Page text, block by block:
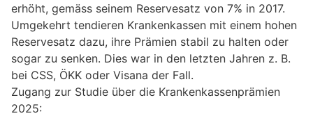
erhöht, gemäss seinem Reservesatz von 7% in 2017.
Umgekehrt tendieren Krankenkassen mit einem hohen
Reservesatz dazu, ihre Prämien stabil zu halten oder
sogar zu senken. Dies war in den letzten Jahren z. B.
bei CSS, ÖKK oder Visana der Fall.
Zugang zur Studie über die Krankenkassenprämien
2025: